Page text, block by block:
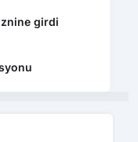
girdi